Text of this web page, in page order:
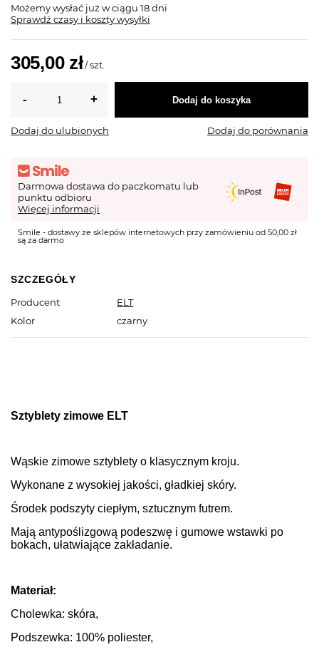
Możemy wysłać już w ciągu 18 dni
Sprawdź czasy i koszty wysyłki
305,00 zł/szt.
Dodaj do koszyka
Dodaj do ulubionych Dodaj do porównania
Darmowa dostawa do paczkomatu lub
punktu odbioru
Więcej informacji
Smile - dostawy ze sklepów internetowych przy zamówieniu od 50,00 zł
są za darmo
SZCZEGÓŁY
Producent
ELT
Kolor
czarny
Sztyblety zimowe ELT
Wąskie zimowe sztyblety o klasycznym kroju.
Wykonane z wysokiej jakości, gładkiej skóry.
Środek podszyty ciepłym, sztucznym futrem.
Mają antypoślizgową podeszwę i gumowe wstawki po
bokach, ułatwiające zakładanie.
Materiał:
Cholewka: skóra,
Podszewka: 100% poliester,